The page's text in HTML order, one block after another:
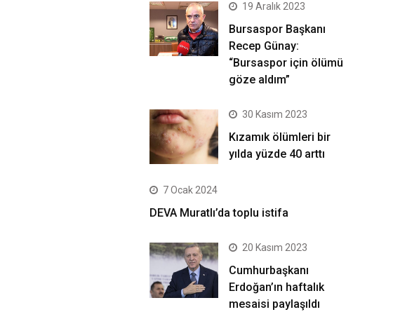
19 Aralık 2023
Bursaspor Başkanı
Recep Günay:
“Bursaspor için ölümü
göze aldım”
30 Kasım 2023
Kızamık ölümleri bir
yılda yüzde 40 arttı
7 Ocak 2024
DEVA Muratlı’da toplu istifa
20 Kasım 2023
Cumhurbaşkanı
Erdoğan’ın haftalık
mesaisi paylaşıldı